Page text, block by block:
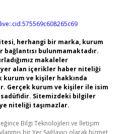
herhangi bir marka, kurum
bulunmamaktadır.
makaleler
yer alan içerikler haber niteliği
kurum ve kişiler hakkında
Gerçek kurum ve kişiler ile isim
Sitemizdeki bilgiler
niteliği taşımazlar.
Bilgi Teknolojileri ve İletişim
bir Yer Sağlayıcı olarak hizmet